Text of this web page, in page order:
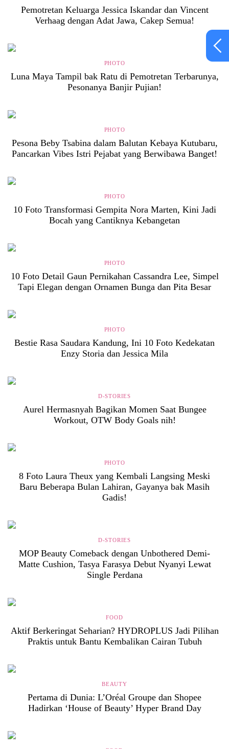
Pemotretan Keluarga Jessica Iskandar dan Vincent
Verhaag dengan Adat Jawa, Cakep Semua!
PHOTO
Luna Maya Tampil bak Ratu di Pemotretan Terbarunya,
Pesonanya Banjir Pujian!
PHOTO
Pesona Beby Tsabina dalam Balutan Kebaya Kutubaru,
Pancarkan Vibes Istri Pejabat yang Berwibawa Banget!
PHOTO
10 Foto Transformasi Gempita Nora Marten, Kini Jadi
Bocah yang Cantiknya Kebangetan
PHOTO
10 Foto Detail Gaun Pernikahan Cassandra Lee, Simpel
Tapi Elegan dengan Ornamen Bunga dan Pita Besar
PHOTO
Bestie Rasa Saudara Kandung, Ini 10 Foto Kedekatan
Enzy Storia dan Jessica Mila
D-STORIES
Aurel Hermasnyah Bagikan Momen Saat Bungee
Workout, OTW Body Goals nih!
PHOTO
8 Foto Laura Theux yang Kembali Langsing Meski
Baru Beberapa Bulan Lahiran, Gayanya bak Masih
Gadis!
D-STORIES
MOP Beauty Comeback dengan Unbothered Demi-
Matte Cushion, Tasya Farasya Debut Nyanyi Lewat
Single Perdana
FOOD
Aktif Berkeringat Seharian? HYDROPLUS Jadi Pilihan
Praktis untuk Bantu Kembalikan Cairan Tubuh
BEAUTY
Pertama di Dunia: L’Oréal Groupe dan Shopee
Hadirkan ‘House of Beauty’ Hyper Brand Day
18+
Peringatan Konten
Artikel ini tidak disarankan untuk Anda
yang masih berusia di bawah